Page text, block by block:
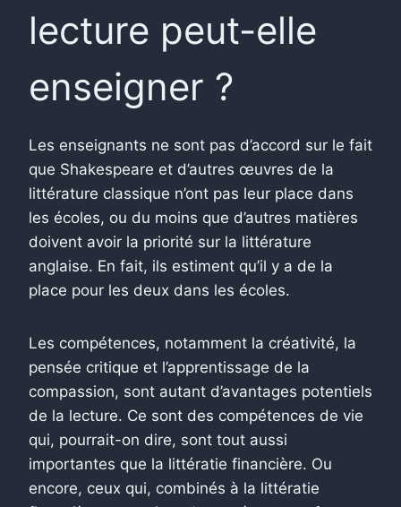
lecture peut-elle
enseigner ?
Les enseignants ne sont pas d’accord sur le fait
que Shakespeare et d’autres œuvres de la
littérature classique n’ont pas leur place dans
les écoles, ou du moins que d’autres matières
doivent avoir la priorité sur la littérature
anglaise. En fait, ils estiment qu’il y a de la
place pour les deux dans les écoles.
Les compétences, notamment la créativité, la
pensée critique et l’apprentissage de la
compassion, sont autant d’avantages potentiels
de la lecture. Ce sont des compétences de vie
qui, pourrait-on dire, sont tout aussi
importantes que la littératie financière. Ou
encore, ceux qui, combinés à la littératie